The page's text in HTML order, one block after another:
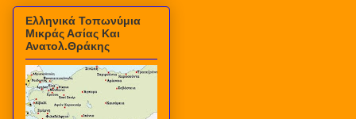
Ελληνικά Τοπωνύμια
Μικράς Ασίας Και
Ανατολ.Θράκης